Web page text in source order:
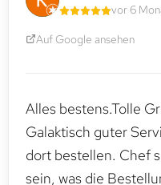
vor 6
Auf Google ansehen
Alles bestens.Tolle
Galaktisch guter
dort bestellen. Chef
sein, was die